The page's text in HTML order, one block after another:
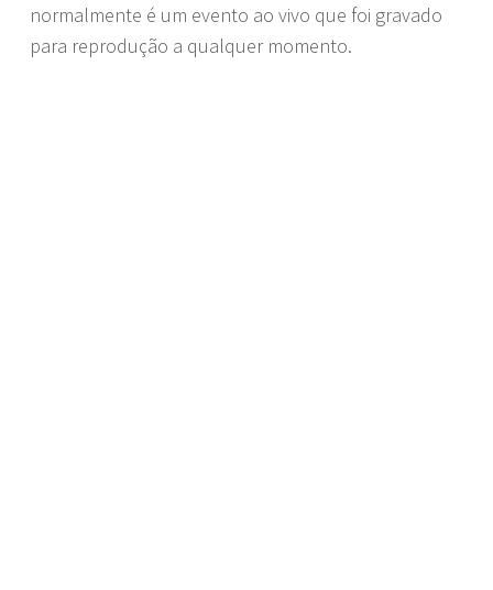
normalmente é um evento ao vivo que foi gravado
para reprodução a qualquer momento.